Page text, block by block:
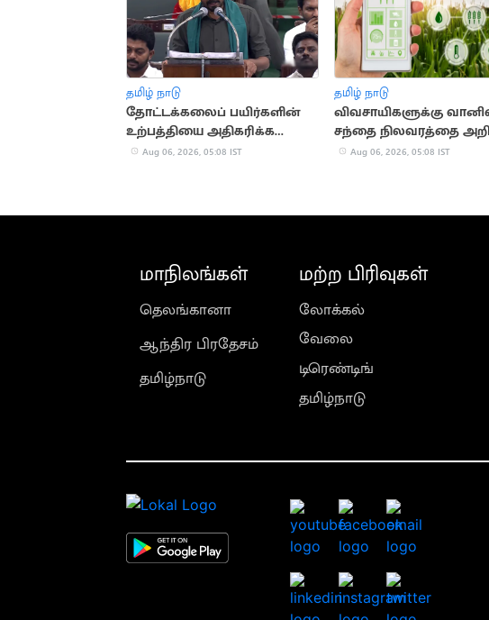
தமிழ் நாடு
தோட்டக்கலைப் பயிர்களின்
உற்பத்தியை அதிகரிக்க
நடவடிக்கை
Aug 06, 2026, 05:08 IST
தமிழ் நாடு
விவசாயிகளுக்கு
சந்தை நிலவரத்தை
செயலி
Aug 06, 2026, 05:08 IST
மாநிலங்கள்
தெலங்கானா
ஆந்திர பிரதேசம்
தமிழ்நாடு
மற்ற பிரிவுகள்
லோக்கல்
வேலை
டிரெண்டிங்
தமிழ்நாடு